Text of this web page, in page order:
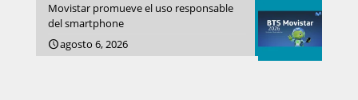
Movistar promueve el uso responsable
del smartphone
agosto 6, 2026